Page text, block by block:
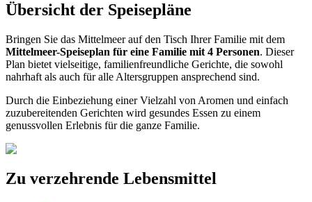
Übersicht der Speisepläne
Bringen Sie das Mittelmeer auf den Tisch Ihrer Familie mit dem
Mittelmeer-Speiseplan für eine Familie mit 4 Personen. Dieser
Plan bietet vielseitige, familienfreundliche Gerichte, die sowohl
nahrhaft als auch für alle Altersgruppen ansprechend sind.
Durch die Einbeziehung einer Vielzahl von Aromen und einfach
zuzubereitenden Gerichten wird gesundes Essen zu einem
genussvollen Erlebnis für die ganze Familie.
Zu verzehrende Lebensmittel